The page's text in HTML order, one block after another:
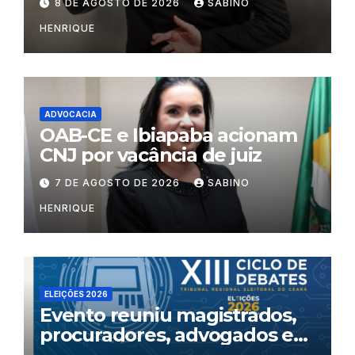
8 DE AGOSTO DE 2026 SABINO
HENRIQUE
ADVOCACIA
OAB-CE e Ibiapaba acionam
CNJ por vacância de juiz
7 DE AGOSTO DE 2026 SABINO
HENRIQUE
ELEIÇÕES 2026
Evento reuniu magistrados,
procuradores, advogados e